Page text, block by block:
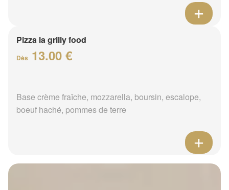
Pizza la grilly food
Dès 13.00 €
Base crème fraîche, mozzarella, boursin, escalope,
boeuf haché, pommes de terre